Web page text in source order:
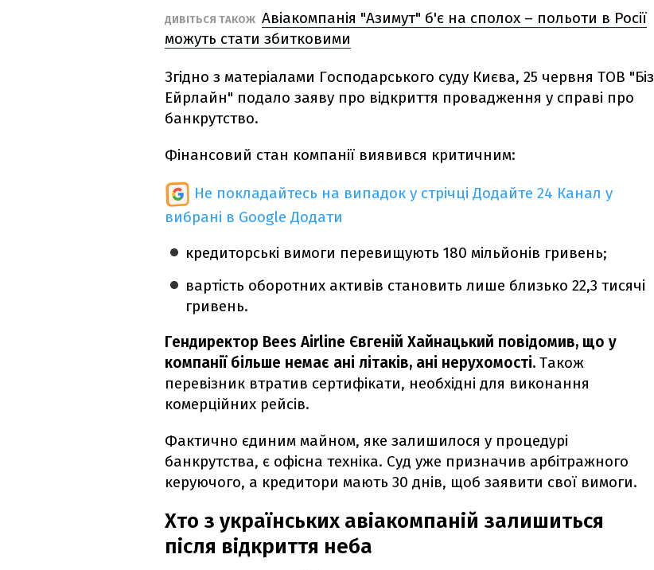
ДИВІТЬСЯ ТАКОЖ Авіакомпанія "Азимут" б'є на сполох – польоти в Росії
можуть стати збитковими
Згідно з матеріалами Господарського суду Києва, 25 червня ТОВ "Біз
Ейрлайн" подало заяву про відкриття провадження у справі про
банкрутство.
Фінансовий стан компанії виявився критичним:
Не покладайтесь на випадок у стрічці Додайте 24 Канал у
вибрані в Google Додати
кредиторські вимоги перевищують 180 мільйонів гривень;
вартість оборотних активів становить лише близько 22,3 тисячі
гривень.
Гендиректор Bees Airline Євгеній Хайнацький повідомив, що у
компанії більше немає ані літаків, ані нерухомості. Також
перевізник втратив сертифікати, необхідні для виконання
комерційних рейсів.
Фактично єдиним майном, яке залишилося у процедурі
банкрутства, є офісна техніка. Суд уже призначив арбітражного
керуючого, а кредитори мають 30 днів, щоб заявити свої вимоги.
Хто з українських авіакомпаній залишиться
після відкриття неба